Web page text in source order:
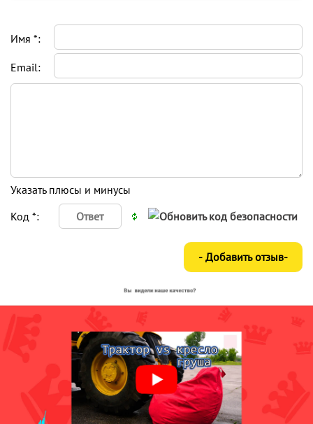
Имя *:
Email:
Указать плюсы и минусы
Код *: